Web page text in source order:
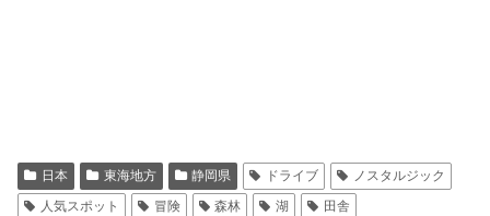
日本 東海地方 静岡県 ドライブ
ノスタルジック
人気スポット
冒険 森林 湖
田舎